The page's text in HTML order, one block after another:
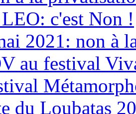
c'est Non !
2021: non à
au festival
du Loubatas